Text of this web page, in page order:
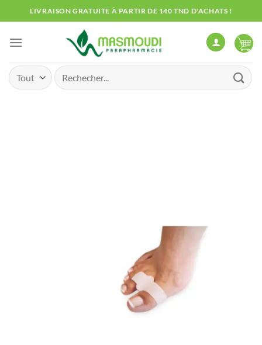
au
contenu
LIVRAISON GRATUITE À PARTIR DE 140 TND D'ACHATS !
Recherche
pour :